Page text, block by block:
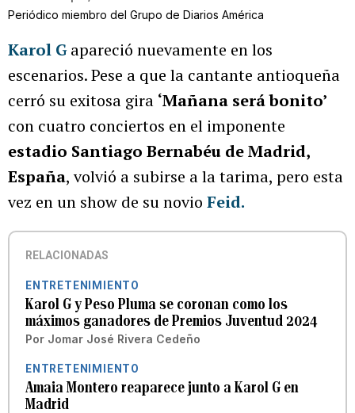
Periódico miembro del Grupo de Diarios América
Karol Gapareció nuevamente en los
escenarios. Pese a que la cantante antioqueña
cerró su exitosa gira ‘Mañana será bonito’
con cuatro conciertos en el imponente
estadio Santiago Bernabéu de Madrid,
España, volvió a subirse a la tarima, pero esta
vez en un show de su novio Feid.
RELACIONADAS
ENTRETENIMIENTO
Karol G y Peso Pluma se coronan como los
máximos ganadores de Premios Juventud 2024
Por Jomar José Rivera Cedeño
ENTRETENIMIENTO
Amaia Montero reaparece junto a Karol G en
Madrid